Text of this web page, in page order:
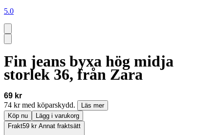
5.0
Fin jeans byxa hög midja
storlek 36, från Zara
69 kr
74 kr med köparskydd.
Läs mer
Köp nu
Lägg i varukorg
Frakt59 kr Annat fraktsätt